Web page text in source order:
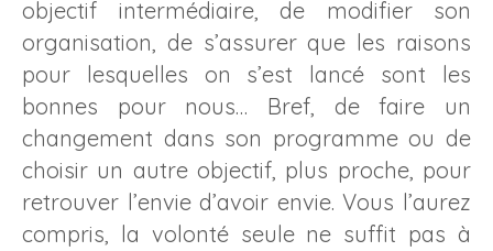
objectif intermédiaire, de modifier son
organisation, de s’assurer que les raisons
pour lesquelles on s’est lancé sont les
bonnes pour nous… Bref, de faire un
changement dans son programme ou de
choisir un autre objectif, plus proche, pour
retrouver l’envie d’avoir envie. Vous l’aurez
compris, la volonté seule ne suffit pas à